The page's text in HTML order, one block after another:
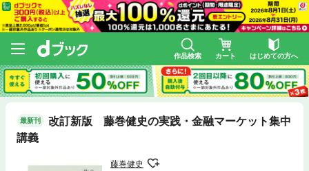
作品検索 カート はじめての方へ
最新刊
改訂新版 藤巻健史の実践・金融マーケット集中
講義
藤巻健史